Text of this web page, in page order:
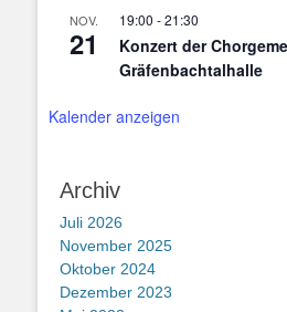
NOV.
21
19:00 -21:30
Konzert der
Gräfenbachtalhalle
Kalender anzeigen
Archiv
Juli 2026
November 2025
Oktober 2024
Dezember 2023